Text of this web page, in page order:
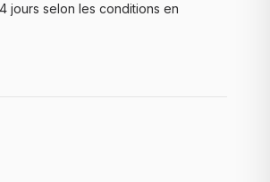
jours selon les conditions en